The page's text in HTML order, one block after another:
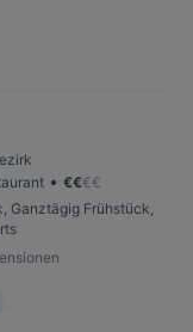
• €€€€
Ganztägig Frühstück,